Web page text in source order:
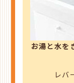
お湯と水を
レバ